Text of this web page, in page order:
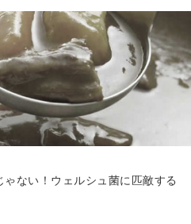
ゃない！ウェルシュ菌に匹敵する